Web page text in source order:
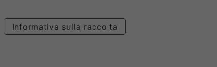
Informativa sulla raccolta